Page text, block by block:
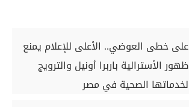
على خطى العوضي.. الأعلى للإعلام يمنع
ظهور الأسترالية باربرا أونيل والترويج
لخدماتها الصحية في مصر